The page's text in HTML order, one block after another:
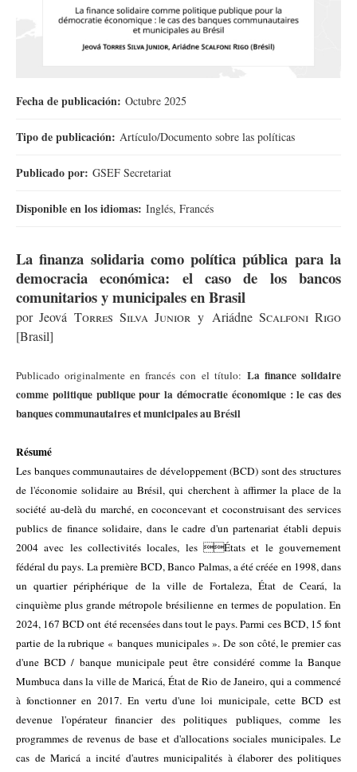
Fecha de publicación: Octubre 2025
Tipo de publicación: Artículo/Documento sobre las políticas
Publicado por: GSEF Secretariat
Disponible en los idiomas: Inglés, Francés
La finanza solidaria como política pública para la
democracia económica: el caso de los bancos
comunitarios y municipales en Brasil
por Jeová Torres Silva Junior y Ariádne Scalfoni Rigo
[Brasil]
Publicado originalmente en francés con el título: La finance solidaire
comme politique publique pour la démocratie économique : le cas des
banques communautaires et municipales au Brésil
Résumé
Les banques communautaires de développement (BCD) sont des structures
de l'économie solidaire au Brésil, qui cherchent à affirmer la place de la
société au-delà du marché, en coconcevant et coconstruisant des services
publics de finance solidaire, dans le cadre d'un partenariat établi depuis
2004 avec les collectivités locales, les États et le gouvernement
fédéral du pays. La première BCD, Banco Palmas, a été créée en 1998, dans
un quartier périphérique de la ville de Fortaleza, État de Ceará, la
cinquième plus grande métropole brésilienne en termes de population. En
2024, 167 BCD ont été recensées dans tout le pays. Parmi ces BCD, 15 font
partie de la rubrique « banques municipales ». De son côté, le premier cas
d'une BCD / banque municipale peut être considéré comme la Banque
Mumbuca dans la ville de Maricá, État de Rio de Janeiro, qui a commencé
à fonctionner en 2017. En vertu d'une loi municipale, cette BCD est
devenue l'opérateur financier des politiques publiques, comme les
programmes de revenus de base et d'allocations sociales municipales. Le
cas de Maricá a incité d'autres municipalités à élaborer des politiques